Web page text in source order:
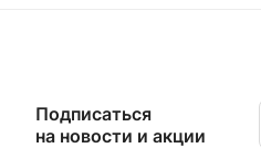
Подписаться
на новости и акции